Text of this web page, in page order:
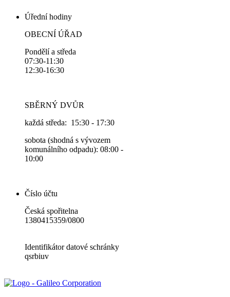
Úřední hodiny
OBECNÍ ÚŘAD
Pondělí a středa
07:30-11:30
12:30-16:30
SBĚRNÝ DVŮR
každá středa: 15:30 - 17:30
sobota (shodná s vývozem
komunálního odpadu): 08:00 -
10:00
Číslo účtu
Česká spořitelna
1380415359/0800
Identifikátor datové schránky
qsrbiuv